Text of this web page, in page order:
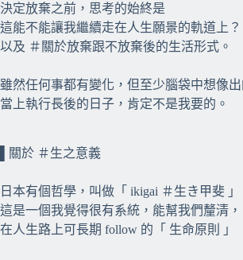
決定放棄之前，思考的始終是
這能不能讓我繼續走在人生願景的軌道上？
以及 ＃關於放棄跟不放棄後的生活形式。
雖然任何事都有變化，但至少腦袋中想像出
當上執行長後的日子，肯定不是我要的。
▌關於 ＃生之意義
日本有個哲學，叫做「 ikigai ＃生き甲斐 」
這是一個我覺得很有系統，能幫我們釐清，
在人生路上可長期 follow 的「 生命原則 」